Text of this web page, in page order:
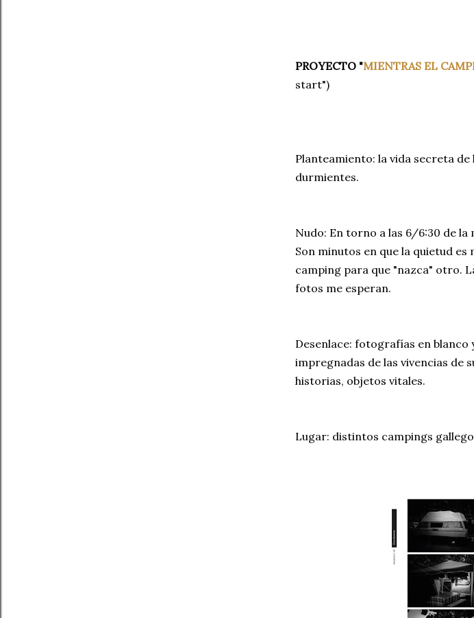
PROYECTO "MIENTRAS EL
start")
Planteamiento: la vida secreta
durmientes.
Nudo: En torno a las 6/6:30 de
Son minutos en que la quietud
camping para que "nazca" otro.
fotos me esperan.
Desenlace: fotografías en blanco
impregnadas de las vivencias de
historias, objetos vitales.
Lugar: distintos campings